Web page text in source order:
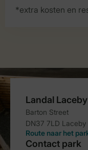
*extra kosten en